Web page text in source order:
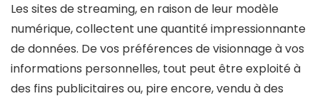
Les sites de streaming, en raison de leur modèle
numérique, collectent une quantité impressionnante
de données. De vos préférences de visionnage à vos
informations personnelles, tout peut être exploité à
des fins publicitaires ou, pire encore, vendu à des